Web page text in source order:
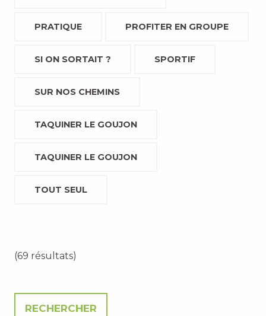
PRATIQUE PROFITER EN GROUPE
SI ON SORTAIT ? SPORTIF
SUR NOS CHEMINS
TAQUINER LE GOUJON
TAQUINER LE GOUJON
TOUT SEUL
(69 résultats)